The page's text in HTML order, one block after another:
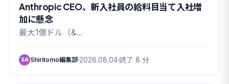
Anthropic CEO、新入社員の給料目当て入社増
加に懸念
最大1億ドル（&…
SA Shiritomo編集部 2026.08.04読了 8 分